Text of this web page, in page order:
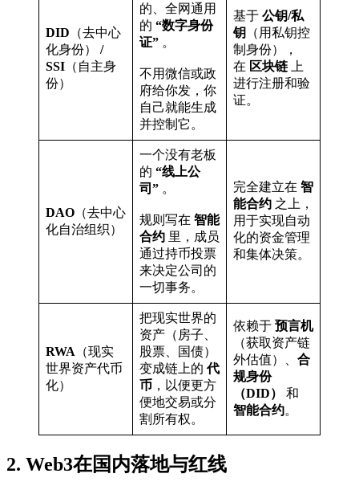
DID （去中心
化身份）
/
SSI （自主身
份）
的、全网通用
的 “数字身份
证” 。
不用微信或政
府给你发，你
自己就能生成
并控制它。
基于 公钥/私
钥
（用私钥控
制身份），
在 区块链 上
进行注册和验
证。
DAO （去中心
化自治组织）
一个没有老板
的 “线上公
司” 。
规则写在 智能
合约 里，成员
通过持币投票
来决定公司的
一切事务。
完全建立在 智
能合约 之上，
用于实现自动
化的资金管理
和集体决策。
RWA （现实
世界资产代币
化）
把现实世界的
资产（房子、
股票、国债）
变成链上的代
币 ，以便更方
便地交易或分
割所有权。
依赖于 预言机
（获取资产链
外估值）、 合
规身份
（DID）
和
智能合约。
2. Web3在国内落地与红线